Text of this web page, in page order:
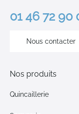
01 46 72 90
Nous contacter
Nos produits
Quincaillerie